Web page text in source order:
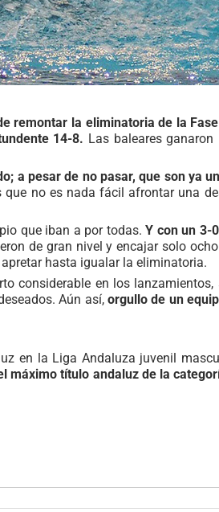
remontar la eliminatoria de la
14-8. Las baleares
a pesar de no pasar, que son ya
no es nada fácil afrontar una
que iban a por todas.Y con un 3-
de gran nivel y encajar solo
hasta igualar la eliminatoria.
considerable en los
Aún así,orgullo de un
en la Liga Andaluza juvenil
máximo título andaluz de la